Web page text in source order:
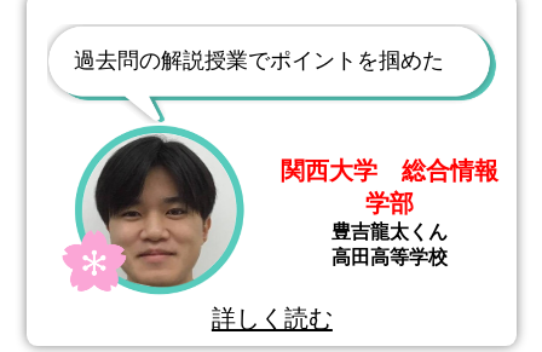
過去問の解説授業でポイントを掴めた
関西大学 総合情報
学部
豊吉龍太くん
高田高等学校
詳しく読む